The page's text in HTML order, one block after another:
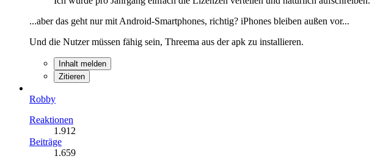
...aber das geht nur mit Android-Smartphones, richtig? iPhones bleiben außen vor...
Und die Nutzer müssen fähig sein, Threema aus der apk zu installieren.
Inhalt melden
Zitieren
Robby
Reaktionen
1.912
Beiträge
1.659